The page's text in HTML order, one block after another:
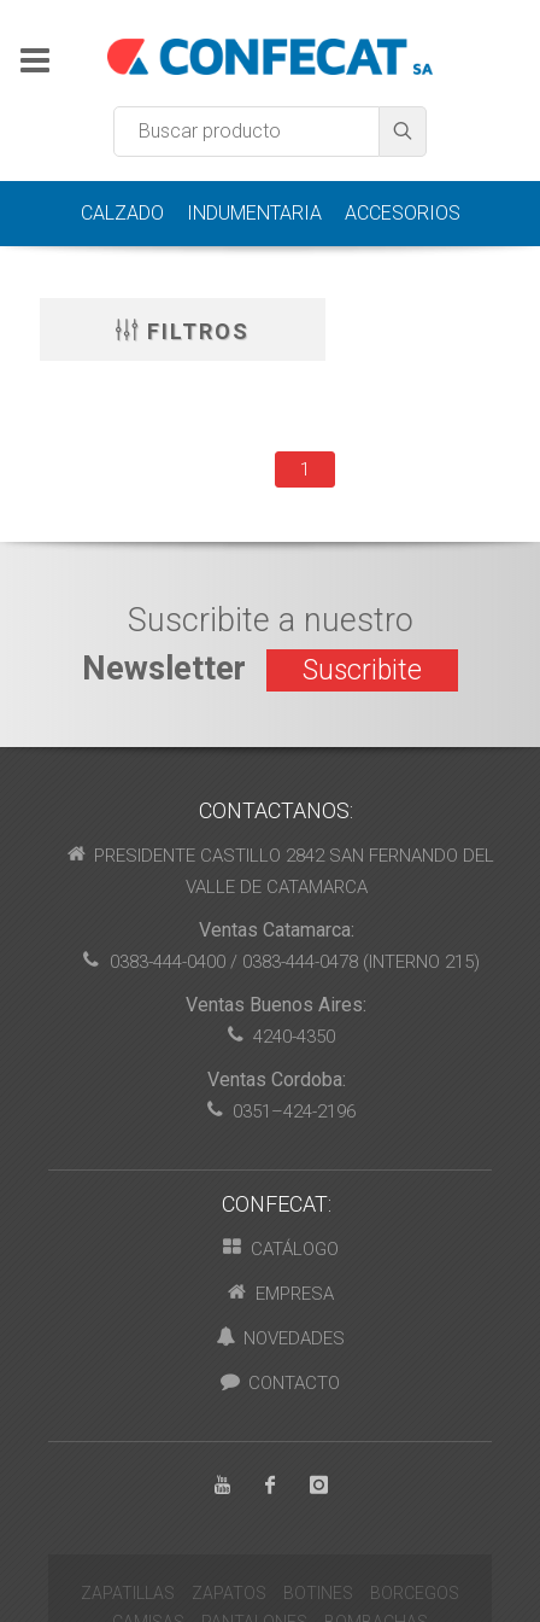
CALZADO INDUMENTARIA ACCESORIOS
FILTROS
1
Suscribite a nuestro
Newsletter
Suscribite
CONTACTANOS:
PRESIDENTE CASTILLO 2842 SAN FERNANDO DEL
VALLE DE CATAMARCA
Ventas Catamarca:
0383-444-0400 / 0383-444-0478 (INTERNO 215)
Ventas Buenos Aires:
4240-4350
Ventas Cordoba:
0351–424-2196
CONFECAT:
CATÁLOGO
EMPRESA
NOVEDADES
CONTACTO
ZAPATILLAS ZAPATOS BOTINES
BORCEGOS